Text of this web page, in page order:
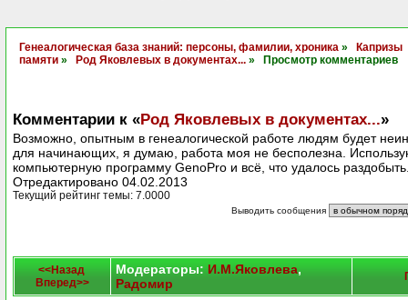
Генеалогическая база знаний: персоны, фамилии, хроника »
Капризы
памяти » Род Яковлевых в документах... » Просмотр комментариев
Комментарии к «Род Яковлевых в документах...»
Возможно, опытным в генеалогической работе людям будет
для начинающих, я думаю, работа моя не бесполезна.
компьютерную программу GenoPro и всё, что удалось
Отредактировано 04.02.2013
Текущий рейтинг темы: 7.0000
Выводить сообщения
<<Назад
Вперед>>
Модераторы: И.М.Яковлева,
Радомир